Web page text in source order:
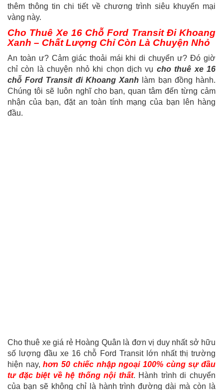
thêm thông tin chi tiết về chương trình siêu khuyến mại
vàng này.
Cho Thuê Xe 16 Chỗ Ford Transit Đi Khoang
Xanh – Chất Lượng Chỉ Còn Là Chuyện Nhỏ
An toàn ư? Cảm giác thoải mái khi di chuyển ư? Đó giờ
chỉ còn là chuyện nhỏ khi chọn dịch vụ cho thuê xe 16
chỗ Ford Transit đi Khoang Xanh làm bạn đồng hành.
Chúng tôi sẽ luôn nghĩ cho bạn, quan tâm đến từng cảm
nhận của bạn, đặt an toàn tính mạng của bạn lên hàng
đầu.
Cho thuê xe giá rẻ Hoàng Quân là đơn vị duy nhất sở hữu
số lượng đầu xe 16 chỗ Ford Transit lớn nhất thị trường
hiện nay,hơn 50 chiếc nhập ngoại 100% cùng sự đầu
tư đặc biệt về hệ thống nội thất. Hành trình di chuyển
của bạn sẽ không chỉ là hành trình đường dài mà còn là